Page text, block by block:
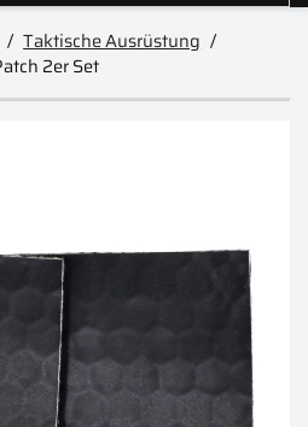
Taktische Ausrüstung
2er Set